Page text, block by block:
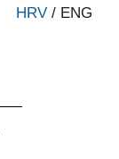
HRV / ENG